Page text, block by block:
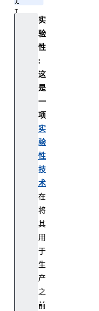
实
验
性
:
这
是
一
项
实
验
性
技
术
在
将
其
用
于
生
产
之
前
I